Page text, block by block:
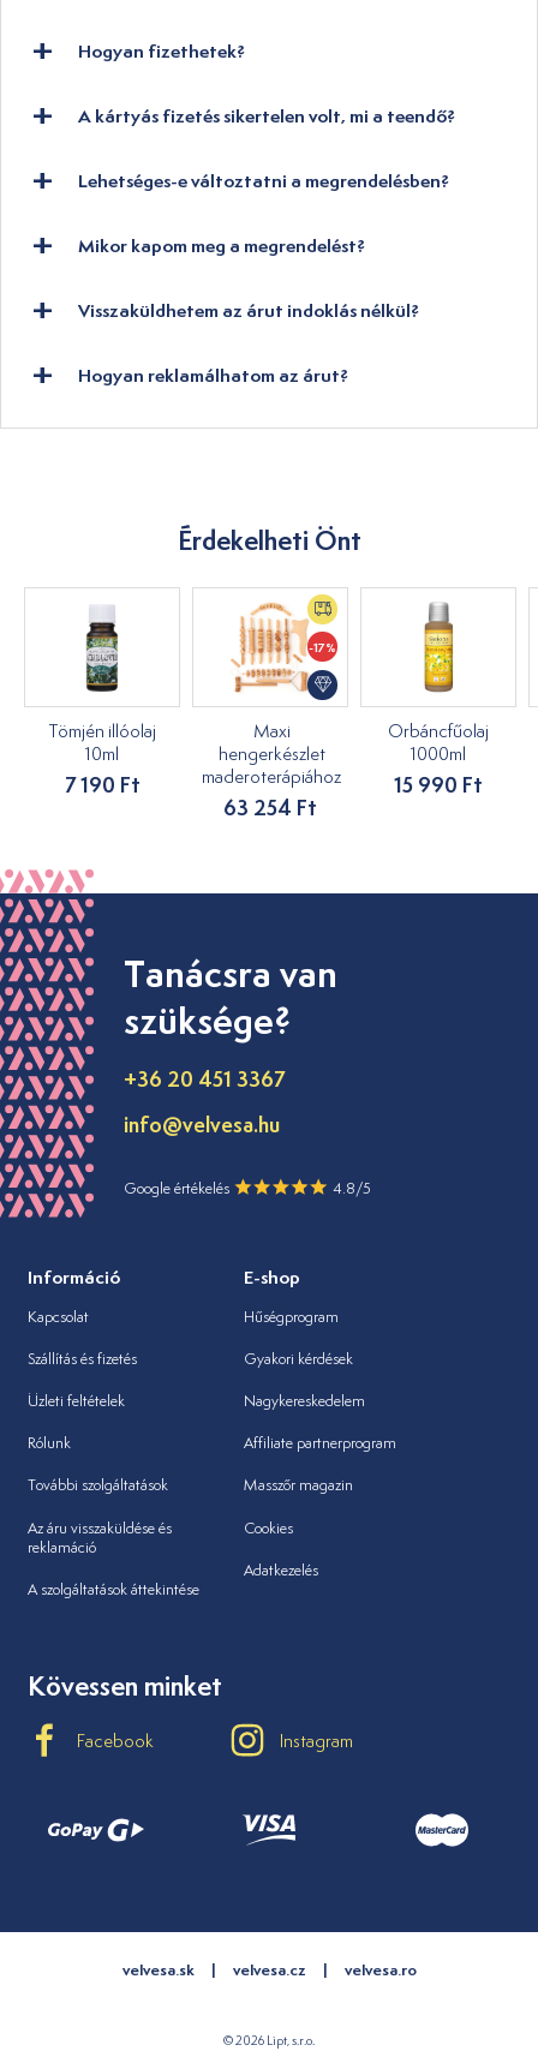
Hogyan fizethetek?
A kártyás fizetés sikertelen volt, mi a teendő?
Lehetséges-e változtatni a megrendelésben?
Mikor kapom meg a megrendelést?
Visszaküldhetem az árut indoklás nélkül?
Hogyan reklamálhatom az árut?
Érdekelheti Önt
Tömjén illóolaj
10ml
7 190 Ft
-17%
Maxi
hengerkészlet
maderoterápiához
63 254 Ft
Orbáncfűolaj
1000ml
15 990 Ft
Tanácsra van
szüksége?
+36 20 451 3367
info@velvesa.hu
Google értékelés 4.8/5
Információ
Kapcsolat
Szállítás és fizetés
Üzleti feltételek
Rólunk
További szolgáltatások
Az áru visszaküldése és
reklamáció
A szolgáltatások áttekintése
E-shop
Hűségprogram
Gyakori kérdések
Nagykereskedelem
Affiliate partnerprogram
Masszőr magazin
Cookies
Adatkezelés
Kövessen minket
Facebook Instagram
© 2026 Lipt, s.r.o.
velvesa.sk velvesa.cz velvesa.ro